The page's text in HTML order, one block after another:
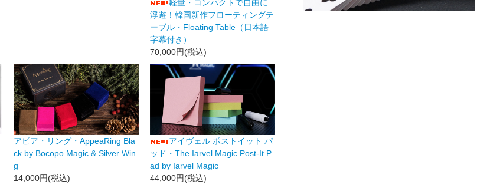
軽量・コンパクトで自由に
浮遊！韓国新作フローティングテ
ーブル・Floating Table（日本語
字幕付き）
70,000円(税込)
アピア・リング・AppeaRing Bla
ck by Bocopo Magic & Silver Win
g
14,000円(税込)
アイヴェル ポストイット パ
ッド・The Iarvel Magic Post-It P
ad by Iarvel Magic
44,000円(税込)